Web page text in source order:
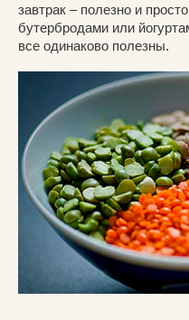
завтрак – полезно и
бутербродами или
все одинаково полезны.